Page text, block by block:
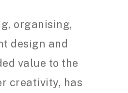
organising,
design and
value to the
creativity, has